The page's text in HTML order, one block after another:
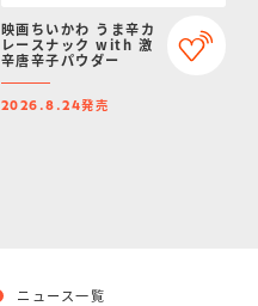
映画ちいかわ うま辛カ
レースナック with 激
辛唐辛子パウダー
2026.8.24発売
ニュース一覧